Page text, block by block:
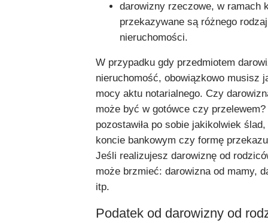
darowizny rzeczowe, w ramach
przekazywane są różnego
nieruchomości.
W przypadku gdy przedmiotem
nieruchomość, obowiązkowo musisz
mocy aktu notarialnego. Czy
może być w gotówce czy
pozostawiła po sobie jakikolwiek
koncie bankowym czy formę
Jeśli realizujesz darowiznę od
może brzmieć: darowizna od mamy,
itp.
Podatek od darowizny od